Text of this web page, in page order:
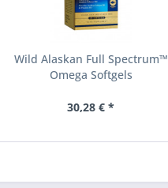
Wild Alaskan Full Spectrum™
Omega Softgels
30,28 € *